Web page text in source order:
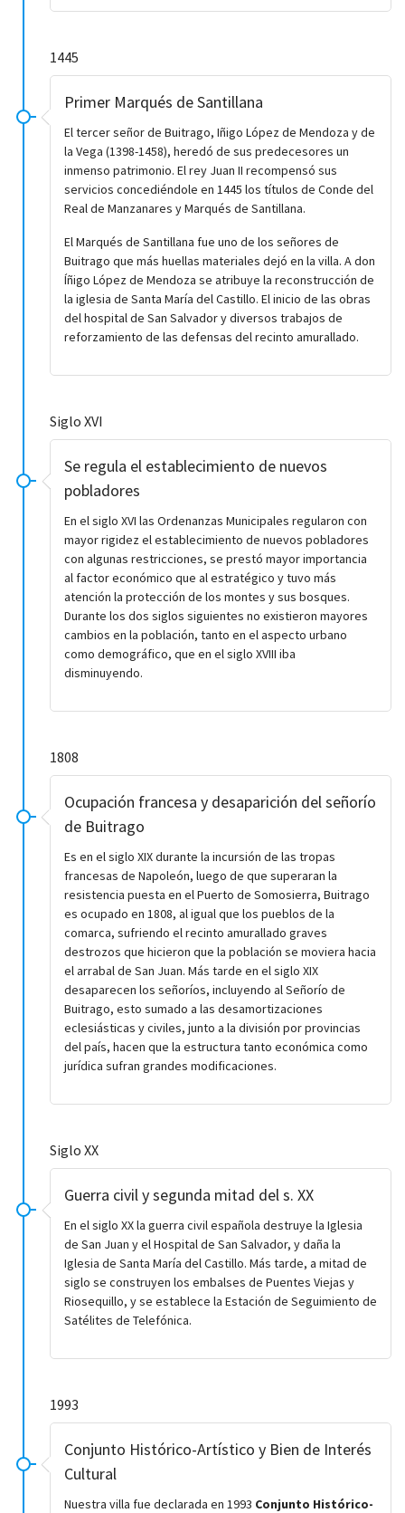
1445
Primer Marqués de Santillana
El tercer señor de Buitrago, Iñigo López de Mendoza y de
la Vega (1398-1458), heredó de sus predecesores un
inmenso patrimonio. El rey Juan II recompensó sus
servicios concediéndole en 1445 los títulos de Conde del
Real de Manzanares y Marqués de Santillana.
El Marqués de Santillana fue uno de los señores de
Buitrago que más huellas materiales dejó en la villa. A don
Íñigo López de Mendoza se atribuye la reconstrucción de
la iglesia de Santa María del Castillo. El inicio de las obras
del hospital de San Salvador y diversos trabajos de
reforzamiento de las defensas del recinto amurallado.
Siglo XVI
Se regula el establecimiento de nuevos
pobladores
En el siglo XVI las Ordenanzas Municipales regularon con
mayor rigidez el establecimiento de nuevos pobladores
con algunas restricciones, se prestó mayor importancia
al factor económico que al estratégico y tuvo más
atención la protección de los montes y sus bosques.
Durante los dos siglos siguientes no existieron mayores
cambios en la población, tanto en el aspecto urbano
como demográfico, que en el siglo XVIII iba
disminuyendo.
1808
Ocupación francesa y desaparición del señorío
de Buitrago
Es en el siglo XIX durante la incursión de las tropas
francesas de Napoleón, luego de que superaran la
resistencia puesta en el Puerto de Somosierra, Buitrago
es ocupado en 1808, al igual que los pueblos de la
comarca, sufriendo el recinto amurallado graves
destrozos que hicieron que la población se moviera hacia
el arrabal de San Juan. Más tarde en el siglo XIX
desaparecen los señoríos, incluyendo al Señorío de
Buitrago, esto sumado a las desamortizaciones
eclesiásticas y civiles, junto a la división por provincias
del país, hacen que la estructura tanto económica como
jurídica sufran grandes modificaciones.
Siglo XX
Guerra civil y segunda mitad del s. XX
En el siglo XX la guerra civil española destruye la Iglesia
de San Juan y el Hospital de San Salvador, y daña la
Iglesia de Santa María del Castillo. Más tarde, a mitad de
siglo se construyen los embalses de Puentes Viejas y
Riosequillo, y se establece la Estación de Seguimiento de
Satélites de Telefónica.
1993
Conjunto Histórico-Artístico y Bien de Interés
Cultural
Nuestra villa fue declarada en 1993 Conjunto Histórico-